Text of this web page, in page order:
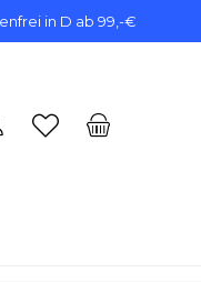
in D ab 99,-€